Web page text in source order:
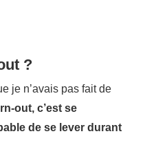
?
je n’avais pas fait de
out, c’est se
de se lever durant